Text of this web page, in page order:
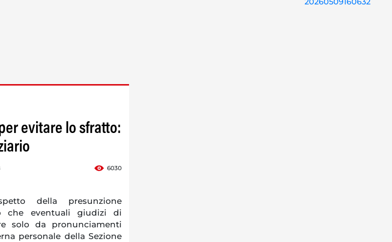
evitare lo sfratto:
6030
della presunzione
che eventuali giudizi di
solo da pronunciamenti
personale della Sezione